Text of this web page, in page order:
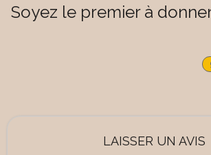
Soyez le premier à
LAISSER UN AVIS